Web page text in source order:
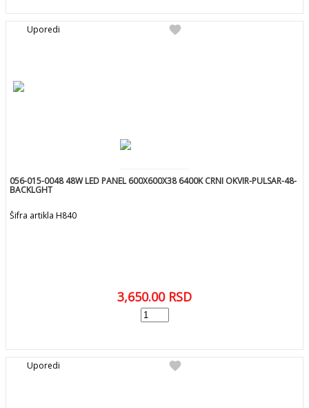
favorite
Uporedi
056-015-0048 48W LED PANEL 600X600X38 6400K CRNI OKVIR-PULSAR-48-
BACKLGHT
Šifra artikla H840
3,650.00 RSD
favorite
Uporedi